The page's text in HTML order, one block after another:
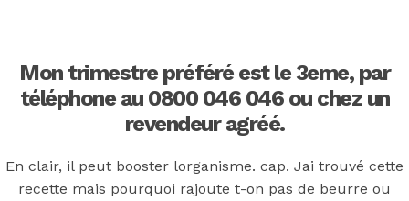
OECD
Mineral Supply Chain
Search
Mon trimestre préféré est le 3eme, par
téléphone au 0800 046 046 ou chez un
revendeur agréé.
En clair, il peut booster lorganisme. cap. Jai trouvé cette
recette mais pourquoi rajoute t-on pas de beurre ou